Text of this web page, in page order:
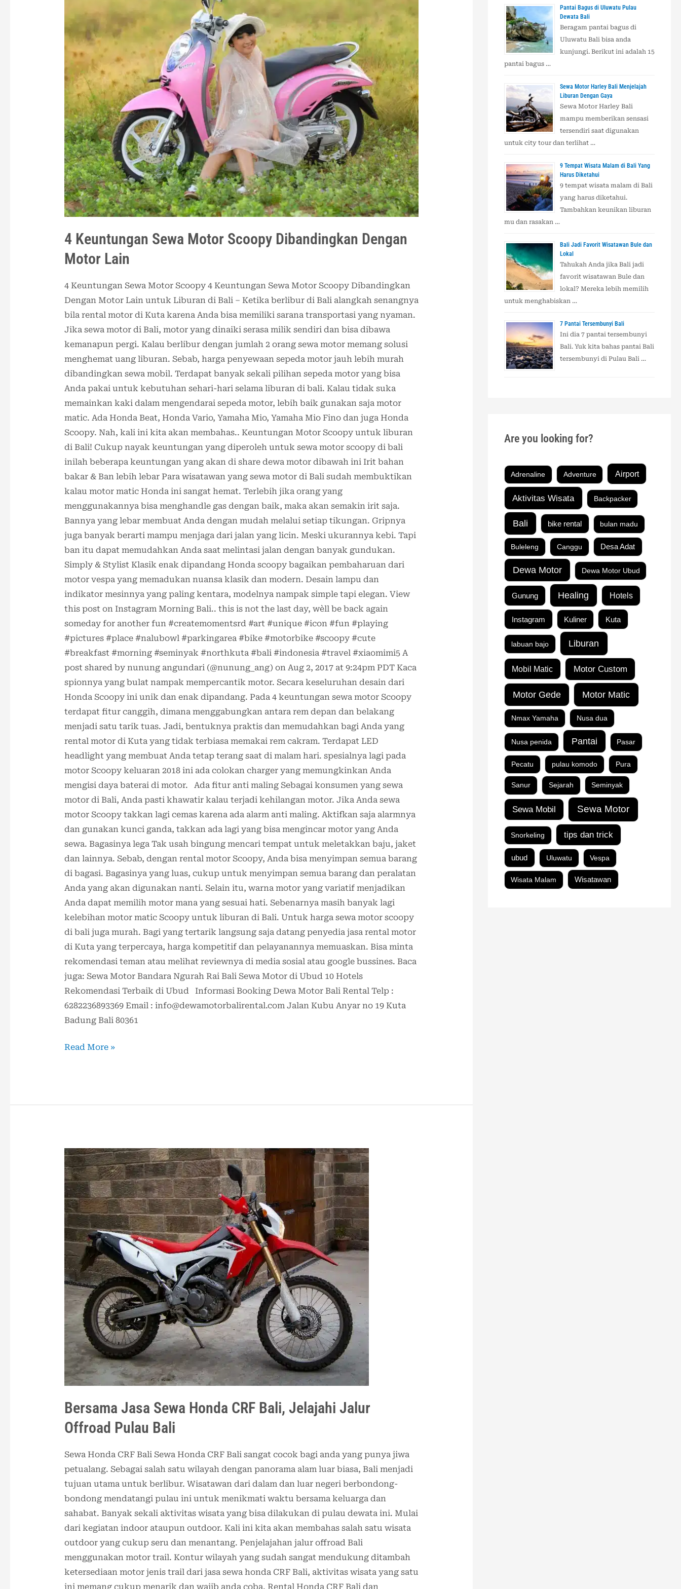
4 Keuntungan Sewa Motor Scoopy Dibandingkan Dengan
Motor Lain
4 Keuntungan Sewa Motor Scoopy 4 Keuntungan Sewa Motor Scoopy Dibandingkan
Dengan Motor Lain untuk Liburan di Bali – Ketika berlibur di Bali alangkah senangnya
bila rental motor di Kuta karena Anda bisa memiliki sarana transportasi yang nyaman.
Jika sewa motor di Bali, motor yang dinaiki serasa milik sendiri dan bisa dibawa
kemanapun pergi. Kalau berlibur dengan jumlah 2 orang sewa motor memang solusi
menghemat uang liburan. Sebab, harga penyewaan sepeda motor jauh lebih murah
dibandingkan sewa mobil. Terdapat banyak sekali pilihan sepeda motor yang bisa
Anda pakai untuk kebutuhan sehari-hari selama liburan di bali. Kalau tidak suka
memainkan kaki dalam mengendarai sepeda motor, lebih baik gunakan saja motor
matic. Ada Honda Beat, Honda Vario, Yamaha Mio, Yamaha Mio Fino dan juga Honda
Scoopy. Nah, kali ini kita akan membahas.. Keuntungan Motor Scoopy untuk liburan
di Bali! Cukup nayak keuntungan yang diperoleh untuk sewa motor scoopy di bali
inilah beberapa keuntungan yang akan di share dewa motor dibawah ini Irit bahan
bakar & Ban lebih lebar Para wisatawan yang sewa motor di Bali sudah membuktikan
kalau motor matic Honda ini sangat hemat. Terlebih jika orang yang
menggunakannya bisa menghandle gas dengan baik, maka akan semakin irit saja.
Bannya yang lebar membuat Anda dengan mudah melalui setiap tikungan. Gripnya
juga banyak berarti mampu menjaga dari jalan yang licin. Meski ukurannya kebi. Tapi
ban itu dapat memudahkan Anda saat melintasi jalan dengan banyak gundukan.
Simply & Stylist Klasik enak dipandang Honda scoopy bagaikan pembaharuan dari
motor vespa yang memadukan nuansa klasik dan modern. Desain lampu dan
indikator mesinnya yang paling kentara, modelnya nampak simple tapi elegan. View
this post on Instagram Morning Bali.. this is not the last day, we`ll be back again
someday for another fun #createmomentsrd #art #unique #icon #fun #playing
#pictures #place #nalubowl #parkingarea #bike #motorbike #scoopy #cute
#breakfast #morning #seminyak #northkuta #bali #indonesia #travel #xiaomimi5 A
post shared by nunung angundari (@nunung_ang) on Aug 2, 2017 at 9:24pm PDT Kaca
spionnya yang bulat nampak mempercantik motor. Secara keseluruhan desain dari
Honda Scoopy ini unik dan enak dipandang. Pada 4 keuntungan sewa motor Scoopy
terdapat fitur canggih, dimana menggabungkan antara rem depan dan belakang
menjadi satu tarik tuas. Jadi, bentuknya praktis dan memudahkan bagi Anda yang
rental motor di Kuta yang tidak terbiasa memakai rem cakram. Terdapat LED
headlight yang membuat Anda tetap terang saat di malam hari. spesialnya lagi pada
motor Scoopy keluaran 2018 ini ada colokan charger yang memungkinkan Anda
mengisi daya baterai di motor. Ada fitur anti maling Sebagai konsumen yang sewa
motor di Bali, Anda pasti khawatir kalau terjadi kehilangan motor. Jika Anda sewa
motor Scoopy takkan lagi cemas karena ada alarm anti maling. Aktifkan saja alarmnya
dan gunakan kunci ganda, takkan ada lagi yang bisa mengincar motor yang Anda
sewa. Bagasinya lega Tak usah bingung mencari tempat untuk meletakkan baju, jaket
dan lainnya. Sebab, dengan rental motor Scoopy, Anda bisa menyimpan semua barang
di bagasi. Bagasinya yang luas, cukup untuk menyimpan semua barang dan peralatan
Anda yang akan digunakan nanti. Selain itu, warna motor yang variatif menjadikan
Anda dapat memilih motor mana yang sesuai hati. Sebenarnya masih banyak lagi
kelebihan motor matic Scoopy untuk liburan di Bali. Untuk harga sewa motor scoopy
di bali juga murah. Bagi yang tertarik langsung saja datang penyedia jasa rental motor
di Kuta yang terpercaya, harga kompetitif dan pelayanannya memuaskan. Bisa minta
rekomendasi teman atau melihat reviewnya di media sosial atau google bussines. Baca
juga: Sewa Motor Bandara Ngurah Rai Bali Sewa Motor di Ubud 10 Hotels
Rekomendasi Terbaik di Ubud Informasi Booking Dewa Motor Bali Rental Telp :
6282236893369 Email : info@dewamotorbalirental.com Jalan Kubu Anyar no 19 Kuta
Badung Bali 80361
Motor
Scoopy
Dibandingkan
Dengan
Motor
Lain
Read More »
Bersama Jasa Sewa Honda CRF Bali, Jelajahi Jalur
Offroad Pulau Bali
Sewa Honda CRF Bali Sewa Honda CRF Bali sangat cocok bagi anda yang punya jiwa
petualang. Sebagai salah satu wilayah dengan panorama alam luar biasa, Bali menjadi
tujuan utama untuk berlibur. Wisatawan dari dalam dan luar negeri berbondong-
bondong mendatangi pulau ini untuk menikmati waktu bersama keluarga dan
sahabat. Banyak sekali aktivitas wisata yang bisa dilakukan di pulau dewata ini. Mulai
dari kegiatan indoor ataupun outdoor. Kali ini kita akan membahas salah satu wisata
outdoor yang cukup seru dan menantang. Penjelajahan jalur offroad Bali
menggunakan motor trail. Kontur wilayah yang sudah sangat mendukung ditambah
ketersediaan motor jenis trail dari jasa sewa honda CRF Bali, aktivitas wisata yang satu
ini memang cukup menarik dan wajib anda coba. Rental Honda CRF Bali dan
Bersama
Jasa
Sewa
Honda
CRF
Bali,
Jelajahi
Jalur
Offroad
Pulau
Bali
t
u
k
:
Pantai Bagus di Uluwatu Pulau
Dewata Bali
Beragam pantai bagus di
Uluwatu Bali bisa anda
kunjungi. Berikut ini adalah 15
pantai bagus …
Sewa Motor Harley Bali Menjelajah
Liburan Dengan Gaya
Sewa Motor Harley Bali
mampu memberikan sensasi
tersendiri saat digunakan
untuk city tour dan terlihat …
9 Tempat Wisata Malam di Bali Yang
Harus Diketahui
9 tempat wisata malam di Bali
yang harus diketahui.
Tambahkan keunikan liburan
mu dan rasakan …
Bali Jadi Favorit Wisatawan Bule dan
Lokal
Tahukah Anda jika Bali jadi
favorit wisatawan Bule dan
lokal? Mereka lebih memilih
untuk menghabiskan …
7 Pantai Tersembunyi Bali
Ini dia 7 pantai tersembunyi
Bali. Yuk kita bahas pantai Bali
tersembunyi di Pulau Bali …
Are you looking for?
Adrenaline Adventure Airport
Aktivitas Wisata Backpacker
Bali bike rental bulan madu
Buleleng Canggu Desa Adat
Dewa Motor Dewa Motor Ubud
Gunung Healing Hotels
Instagram Kuliner Kuta
labuan bajo Liburan
Mobil Matic Motor Custom
Motor Gede Motor Matic
Nmax Yamaha Nusa dua
Nusa penida Pantai Pasar
Pecatu pulau komodo Pura
Sanur Sejarah Seminyak
Sewa Mobil Sewa Motor
Snorkeling tips dan trick
ubud Uluwatu Vespa
Wisata Malam Wisatawan